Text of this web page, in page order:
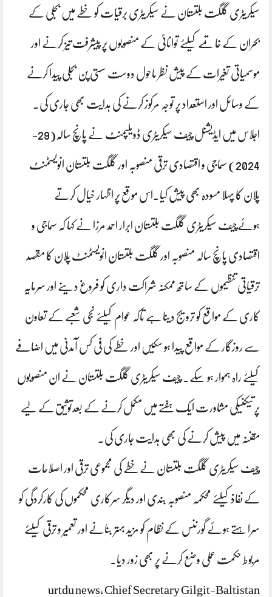
سیکریٹری گلگت بلتستان نے سیکریٹری برقیات کو خطے میں بجلی کے
بحران کے خاتمے کیلئے توانائی کے منصوبوں پر پیشرفت تیز کرنے اور
موسمیاتی تغیرات کے پیش نظر ماحول دوست سستی پن بجلی پیدا کرنے
کے وسائل اور استعداد پر توجہ مرکوز کرنے کی ہدایت بھی جاری کی۔
اجلاس میں ایڈیشنل چیف سیکریٹری ڈویلپمنٹ نے پانچ سالہ(29-
2024) سماجی و اقتصادی ترقی منصوبہ اور گلگت بلتستان انویسٹمنٹ
پلان کا پہلا مسودہ بھی پیش کیا۔اس موقع پر اظہار خیال کرتے
ہوئےچیف سیکریٹری گلگت بلتستان ابرار احمد مرزا نے کہا کہ سماجی و
اقتصادی پانچ سالہ منصوبہ اور گلگت بلتستان انویسٹمنٹ پلان کا مقصد
ترقیاتی تنظیموں کے ساتھ ممکنہ شراکت داری کو فروغ دینے اور سرمایہ
کاری کے مواقع کو ترویج دینا ہے تاکہ عوام کیلئے نجی شعبے کے تعاون
سے روزگار کے مواقع پیدا ہو سکیں اور خطے کی فی کس آمدنی میں اضافے
کیلئے راہ ہموار ہو سکے۔ چیف سیکریٹری گلگت بلتستان نے ان منصوبوں
پر تیکنیکی مشاورت ایک ہفتے میں مکمل کرنے کے بعدتوثیق کے لیے
مقننہ میں پیش کرنے کی بھی ہدایت جاری کی۔
چیف سیکریٹری گلگت بلتستان نےخطے کی مجموعی ترقی اور اصلاحات
کے نفاذ کیلئے محکمہ منصوبہ بندی اور دیگر سرکاری محکموں کی کارکردگی کو
سراہتے ہوئے گورننس کے نظام کو مزید بہتر بنانے اور تعمیر و ترقی کیلئے
مربوط حکمت عملی وضع کرنے پر بھی زور دیا۔
urtdu news, Chief Secretary Gilgit-Baltistan